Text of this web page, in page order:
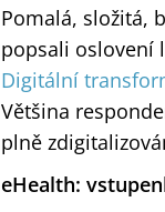
Pomalá, složitá,
popsali oslovení
Digitální
Většina
plně
eHealth: